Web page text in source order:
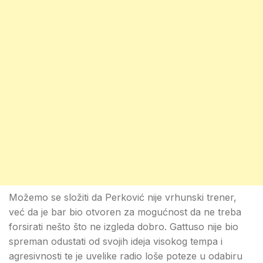
Možemo se složiti da Perković nije vrhunski trener,
već da je bar bio otvoren za mogućnost da ne treba
forsirati nešto što ne izgleda dobro. Gattuso nije bio
spreman odustati od svojih ideja visokog tempa i
agresivnosti te je uvelike radio loše poteze u odabiru